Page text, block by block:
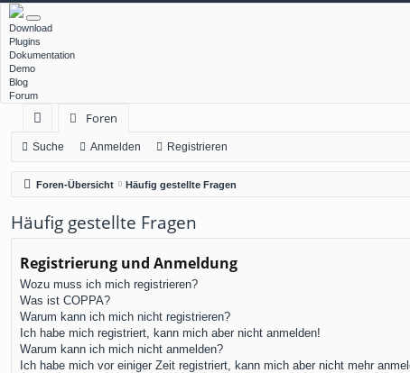
Download
Plugins
Dokumentation
Demo
Blog
Forum
ch
ne
llz
ug
rif
f
Foren
Suche Anmelden Registrieren
Foren-Übersicht Häufig gestellte Fragen
Häufig gestellte Fragen
Registrierung und Anmeldung
Wozu muss ich mich registrieren?
Was ist COPPA?
Warum kann ich mich nicht registrieren?
Ich habe mich registriert, kann mich aber nicht anmelden!
Warum kann ich mich nicht anmelden?
Ich habe mich vor einiger Zeit registriert, kann mich aber nicht mehr